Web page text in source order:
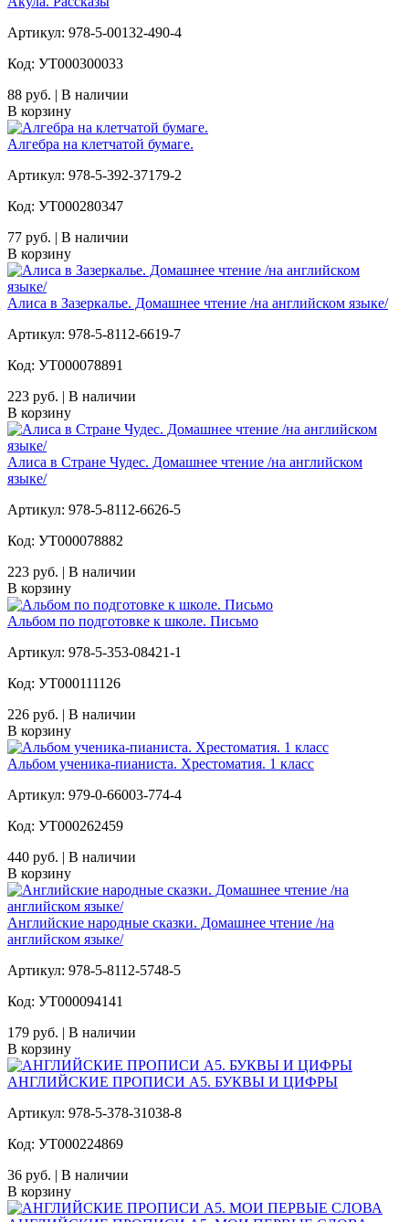
Артикул: 978-5-00132-490-4
Код: УТ000300033
88 руб. | В наличии
В корзину
Алгебра на клетчатой бумаге.
Артикул: 978-5-392-37179-2
Код: УТ000280347
77 руб. | В наличии
В корзину
Алиса в Зазеркалье. Домашнее чтение /на английском языке/
Артикул: 978-5-8112-6619-7
Код: УТ000078891
223 руб. | В наличии
В корзину
Алиса в Стране Чудес. Домашнее чтение /на английском
языке/
Артикул: 978-5-8112-6626-5
Код: УТ000078882
223 руб. | В наличии
В корзину
Альбом по подготовке к школе. Письмо
Артикул: 978-5-353-08421-1
Код: УТ000111126
226 руб. | В наличии
В корзину
Альбом ученика-пианиста. Хрестоматия. 1 класс
Артикул: 979-0-66003-774-4
Код: УТ000262459
440 руб. | В наличии
В корзину
Английские народные сказки. Домашнее чтение /на
английском языке/
Артикул: 978-5-8112-5748-5
Код: УТ000094141
179 руб. | В наличии
В корзину
АНГЛИЙСКИЕ ПРОПИСИ А5. БУКВЫ И ЦИФРЫ
Артикул: 978-5-378-31038-8
Код: УТ000224869
36 руб. | В наличии
В корзину